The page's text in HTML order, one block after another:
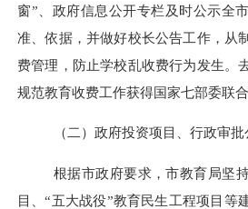
窗”、政府信息公开专栏及时公示全
准、依据，并做好校长公告工作， 从
费管理，防止学校乱收费行为发生。
规范教育收费工作获得国家七部委联
（二）政府投资项目、行政审
根据市政府要求，市教育局坚
目、“五大战役”教育民生工程项目等